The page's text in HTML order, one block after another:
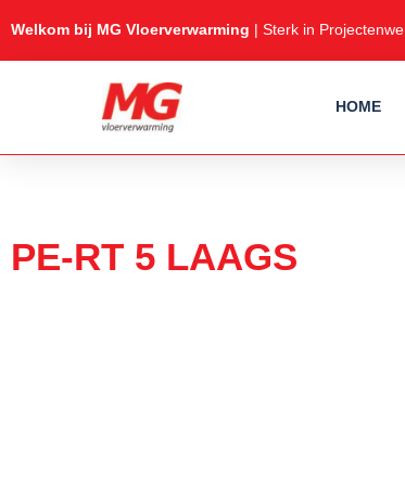
Welkom bij MG Vloerverwarming | Sterk in
HOME
PE-RT 5 LAAGS